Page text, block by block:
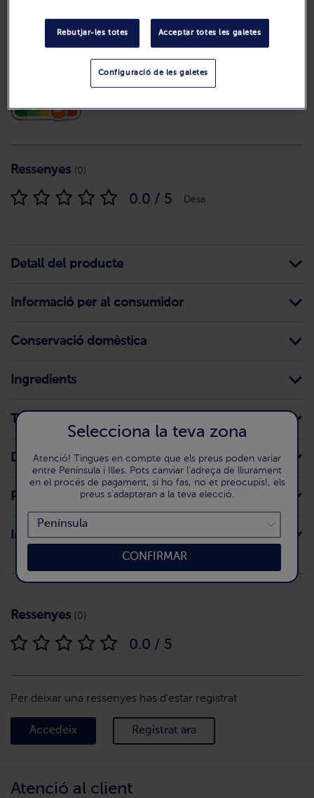
Compra
Ressenyes (0)
0.0 / 5 Desa
Detall del producte
Informació per al consumidor
Conservació domèstica
Ingredients
Traces
Declaració nutricional
Preparació
Intoleràncies
Ressenyes (0)
0.0 / 5
Per deixar una ressenyes has d'estar registrat
Accedeix Registrat ara
Atenció al client
Selecciona la teva zona
Atenció! Tingues en compte que els preus poden variar
entre Península i Illes. Pots canviar l'adreça de lliurament
en el procés de pagament, si ho fas, no et preocupis!, els
preus s'adaptaran a la teva elecció.
CONFIRMAR
Rebutjar-les totes Acceptar totes les galetes
Configuració de les galetes